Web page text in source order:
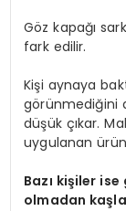
Göz kapağı
fark edilir.
Kişi aynaya
görünmediğini
düşük çıkar.
uygulanan
Bazı kişiler
olmadan